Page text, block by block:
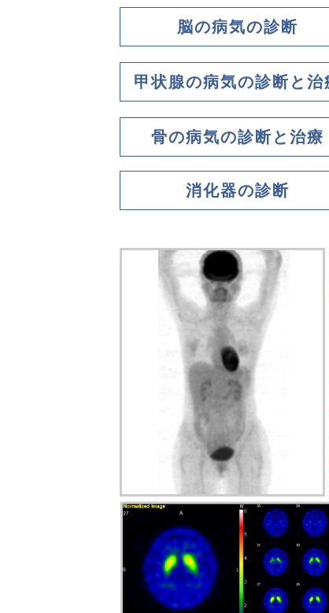
脳の病気の診断
甲状腺の病気の診断と治
骨の病気の診断と治療
消化器の診断